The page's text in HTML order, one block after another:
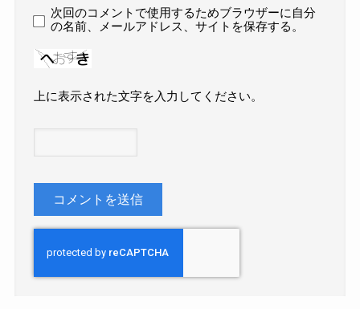
次回のコメントで使用するためブラウザーに自分
の名前、メールアドレス、サイトを保存する。
上に表示された文字を入力してください。